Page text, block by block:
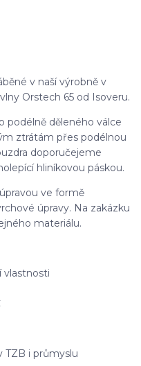
v naší výrobně v
Orstech 65 od Isoveru.
podélně děleného válce
ztrátám přes podélnou
doporučejeme
hliníkovou páskou.
ve formě
úpravy. Na zakázku
materiálu.
vlastnosti
TZB i průmyslu